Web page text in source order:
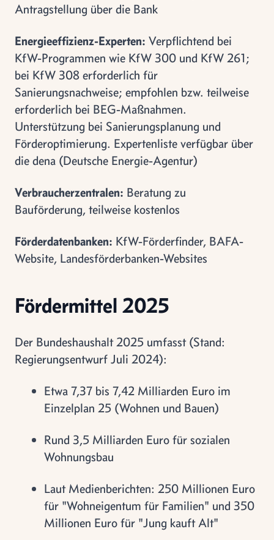
Antragstellung über die Bank
Energieeffizienz-Experten: Verpflichtend bei
KfW-Programmen wie KfW 300 und KfW 261;
bei KfW 308 erforderlich für
Sanierungsnachweise; empfohlen bzw. teilweise
erforderlich bei BEG-Maßnahmen.
Unterstützung bei Sanierungsplanung und
Förderoptimierung. Expertenliste verfügbar über
die dena (Deutsche Energie-Agentur)
Verbraucherzentralen: Beratung zu
Bauförderung, teilweise kostenlos
Förderdatenbanken: KfW-Förderfinder, BAFA-
Website, Landesförderbanken-Websites
Fördermittel 2025
Der Bundeshaushalt 2025 umfasst (Stand:
Regierungsentwurf Juli 2024):
Etwa 7,37 bis 7,42 Milliarden Euro im
Einzelplan 25 (Wohnen und Bauen)
Rund 3,5 Milliarden Euro für sozialen
Wohnungsbau
Laut Medienberichten: 250 Millionen Euro
für "Wohneigentum für Familien" und 350
Millionen Euro für "Jung kauft Alt"